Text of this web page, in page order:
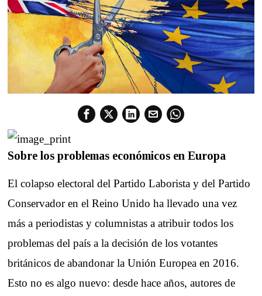
Sobre los problemas económicos en Europa
El colapso electoral del Partido Laborista y del Partido
Conservador en el Reino Unido ha llevado una vez
más a periodistas y columnistas a atribuir todos los
problemas del país a la decisión de los votantes
británicos de abandonar la Unión Europea en 2016.
Esto no es algo nuevo: desde hace años, autores de